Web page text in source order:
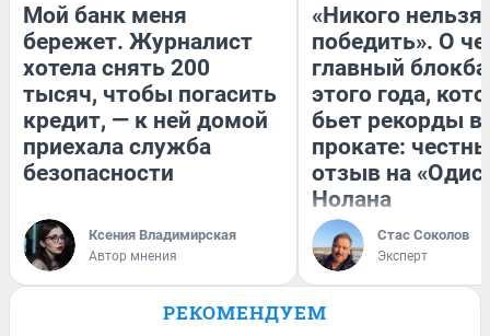
Мой банк меня
бережет. Журналист
хотела снять 200
тысяч, чтобы погасить
кредит, — к ней домой
приехала служба
безопасности
Ксения Владимирская
Автор мнения
«Никого нельзя
победить». О
главный
этого года,
бьет рекорды в
прокате:
отзыв на
Нолана
Стас Соколов
Эксперт
РЕКОМЕНДУЕМ